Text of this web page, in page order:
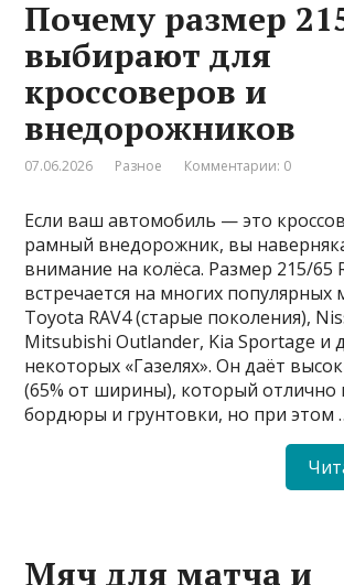
Почему размер
выбирают для
кроссоверов и
внедорожников
07.06.2026 Разное Комментарии: 0
Если ваш автомобиль — это
рамный внедорожник, вы
внимание на колёса. Размер 215/65
встречается на многих популярных
Toyota RAV4 (старые поколения),
Mitsubishi Outlander, Kia Sportage и
некоторых «Газелях». Он даёт
(65% от ширины), который отлично
бордюры и грунтовки, но при этом
Мяч для матча и